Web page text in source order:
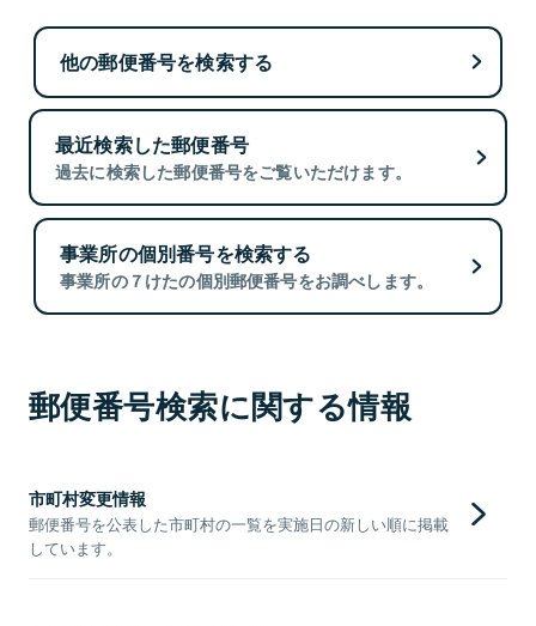
他の郵便番号を検索する
最近検索した郵便番号
過去に検索した郵便番号をご覧いただけます。
事業所の個別番号を検索する
事業所の７けたの個別郵便番号をお調べします。
郵便番号検索に関する情報
市町村変更情報
郵便番号を公表した市町村の一覧を実施日の新しい順に掲載
しています。